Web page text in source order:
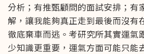
分析；有推甄顧問的面試安排；有
解，讓我能夠真正走到最後而沒有
徹底棄車而逃。考研究所其實運氣
少知識更重要，運氣方面可能只能